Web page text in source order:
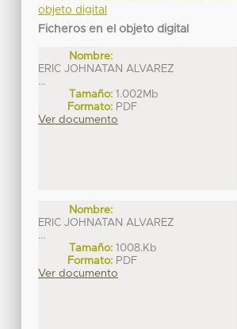
objeto digital
Ficheros en el objeto digital
Nombre:
ERIC JOHNATAN ALVAREZ
...
Tamaño: 1.002Mb
Formato: PDF
Ver documento
Nombre:
ERIC JOHNATAN ALVAREZ
...
Tamaño: 1008.Kb
Formato: PDF
Ver documento